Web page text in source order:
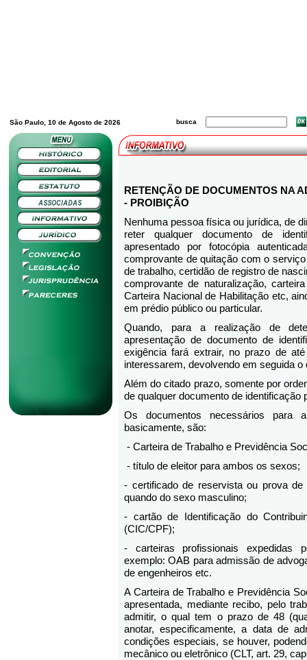
São Paulo, 10 de Agosto de 2026 busca
RETENÇÃO DE DOCUMENTOS NA
- PROIBIÇÃO
Nenhuma pessoa física ou jurídica, de
reter qualquer documento de
apresentado por fotocópia
comprovante de quitação com o
de trabalho, certidão de registro de
comprovante de naturalização,
Carteira Nacional de Habilitação etc,
em prédio público ou particular.
Quando, para a realização de
apresentação de documento de
exigência fará extrair, no prazo de
interessarem, devolvendo em seguida
Além do citado prazo, somente por
de qualquer documento de identificação
Os documentos necessários para
basicamente, são:
- Carteira de Trabalho e Previdência
- título de eleitor para ambos os sexos;
- certificado de reservista ou prova
quando do sexo masculino;
- cartão de Identificação do
(CIC/CPF);
- carteiras profissionais expedidas
exemplo: OAB para admissão de
de engenheiros etc.
A Carteira de Trabalho e Previdência
apresentada, mediante recibo, pelo
admitir, o qual tem o prazo de 48
anotar, especificamente, a data de
condições especiais, se houver,
mecânico ou eletrônico (CLT, art. 29,